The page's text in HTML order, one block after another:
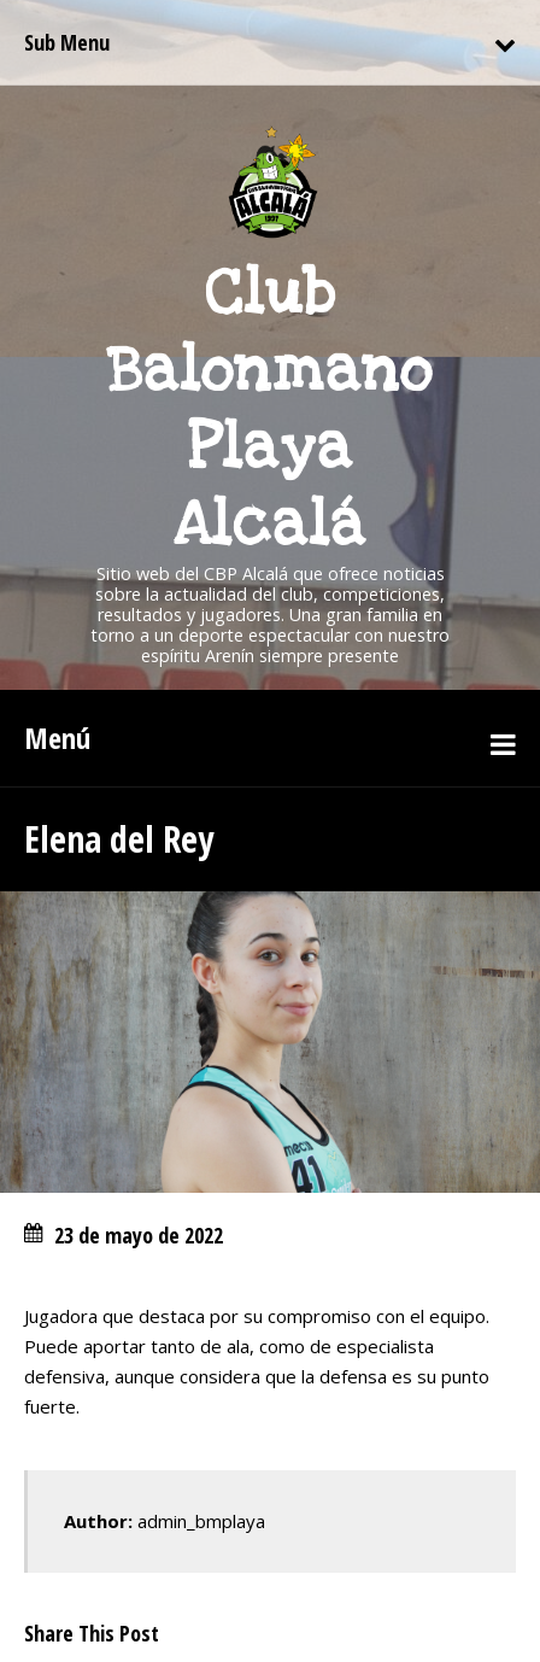
Sub Menu
Club
Balonmano
Playa
Alcalá
Sitio web del CBP Alcalá que ofrece noticias
sobre la actualidad del club, competiciones,
resultados y jugadores. Una gran familia en
torno a un deporte espectacular con nuestro
espíritu Arenín siempre presente
Menú
Elena del Rey
23 de mayo de 2022
Jugadora que destaca por su compromiso con el equipo.
Puede aportar tanto de ala, como de especialista
defensiva, aunque considera que la defensa es su punto
fuerte.
Author: admin_bmplaya
Share This Post